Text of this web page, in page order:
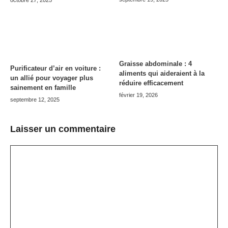
Purificateur d’air en voiture :
un allié pour voyager plus
sainement en famille
septembre 12, 2025
Graisse abdominale : 4
aliments qui aideraient à la
réduire efficacement
février 19, 2026
Laisser un commentaire